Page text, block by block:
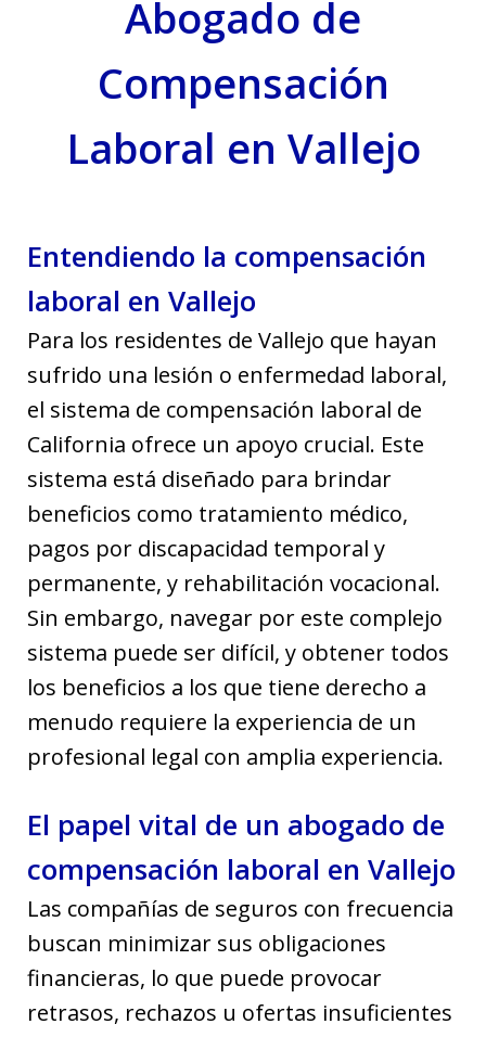
Abogado de
Compensación
Laboral en Vallejo
Entendiendo la compensación
laboral en Vallejo
Para los residentes de Vallejo que hayan
sufrido una lesión o enfermedad laboral,
el sistema de compensación laboral de
California ofrece un apoyo crucial. Este
sistema está diseñado para brindar
beneficios como tratamiento médico,
pagos por discapacidad temporal y
permanente, y rehabilitación vocacional.
Sin embargo, navegar por este complejo
sistema puede ser difícil, y obtener todos
los beneficios a los que tiene derecho a
menudo requiere la experiencia de un
profesional legal con amplia experiencia.
El papel vital de un abogado de
compensación laboral en Vallejo
Las compañías de seguros con frecuencia
buscan minimizar sus obligaciones
financieras, lo que puede provocar
retrasos, rechazos u ofertas insuficientes